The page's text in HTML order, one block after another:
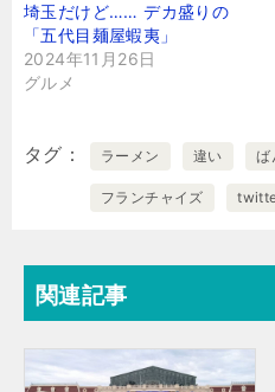
埼玉だけど…… デカ盛りの
「五代目麺屋蝦夷」
2024年11月26日
グルメ
タグ ラーメン 違い ば
フランチャイズ
関連記事